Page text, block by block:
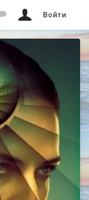
Войти